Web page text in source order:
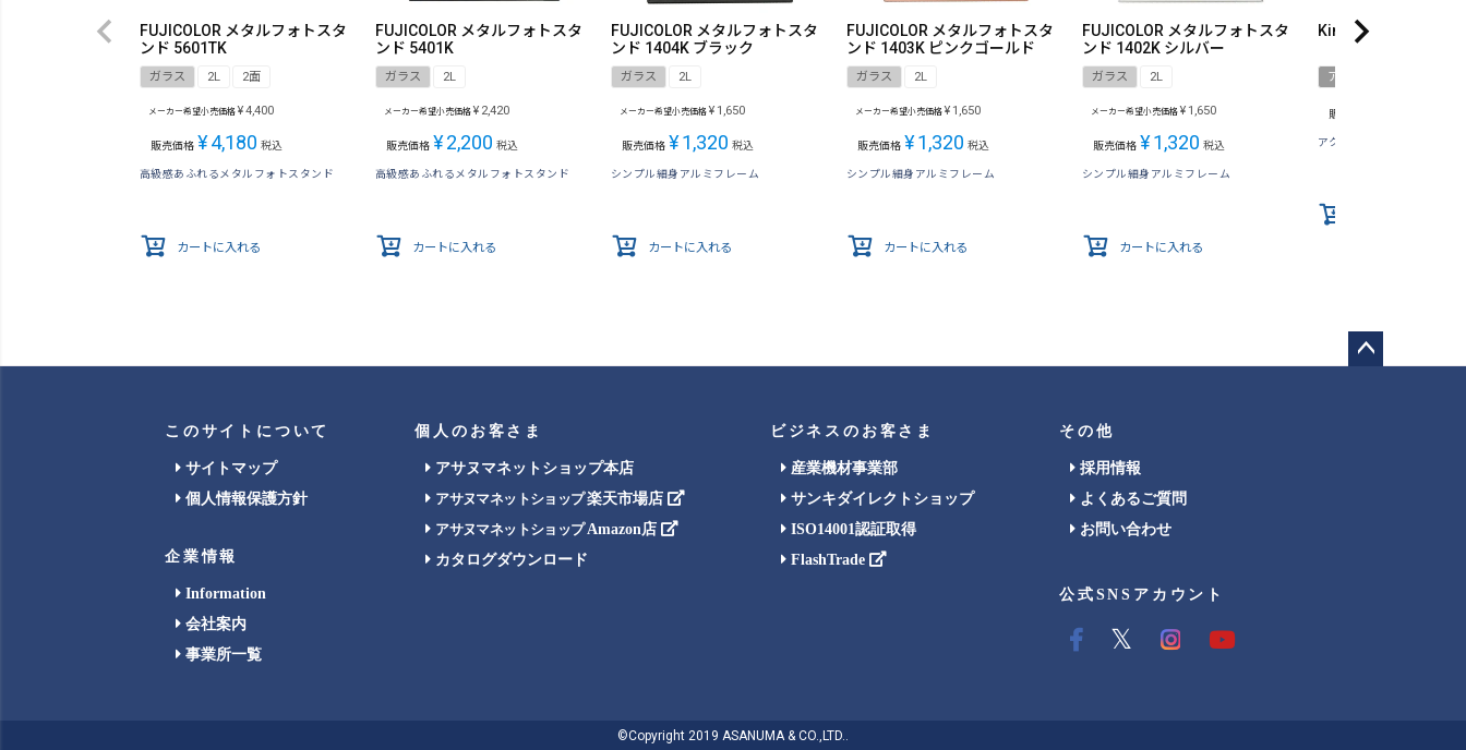
FUJICOLOR メタルフォトスタ
ンド 5601TK
ガラス 2L 2面
メーカー希望小売価格 ¥4,400
販売価格 ¥4,180 税込
高級感あふれるメタルフォトスタンド
カートに入れる
FUJICOLOR メタルフォトスタ
ンド 5401K
ガラス 2L
メーカー希望小売価格 ¥ 2,420
販売価格 ¥2,200 税込
高級感あふれるメタルフォトスタンド
カートに入れる
FUJICOLOR メタルフォトスタ
ンド 1404K ブラック
ガラス 2L
メーカー希望小売価格 ¥ 1,650
販売価格 ¥1,320 税込
シンプル細身アルミフレーム
カートに入れる
FUJICOLOR メタルフォトスタ
ンド 1403K ピンクゴールド
ガラス 2L
メーカー希望小売価格 ¥ 1,650
販売価格 ¥1,320 税込
シンプル細身アルミフレーム
カートに入れる
FUJICOLOR メタルフォトスタ
ンド 1402K シルバー
ガラス 2L
メーカー希望小売価格 ¥ 1,650
販売価格 ¥1,320 税込
シンプル細身アルミフレーム
カートに入れる
King アクリルフレー
アクリル
販売価格
アクリル製フォトフレーム
このサイトについて
サイトマップ
個人情報保護方針
企業情報
Information
会社案内
事業所一覧
個人のお客さま
アサヌマネットショップ本店
アサヌマネットショップ楽天市場店
アサヌマネットショップAmazon店
カタログダウンロード
ビジネスのお客さま
産業機材事業部
サンキダイレクトショップ
ISO14001認証取得
FlashTrade
その他
採用情報
よくあるご質問
お問い合わせ
公式SNSアカウント
©Copyright 2019 ASANUMA & CO.,LTD..